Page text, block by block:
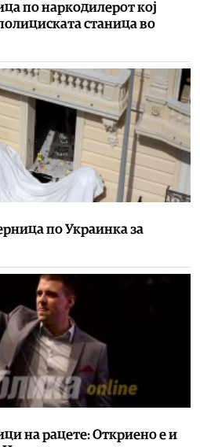
по наркодилерот кој
станица во
по Украинка за
на рацете: Откриено е и